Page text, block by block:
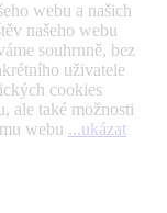
webu a našich
našeho webu
souhrnně, bez
uživatele
cookies
ale také možnosti
webu ...ukázat